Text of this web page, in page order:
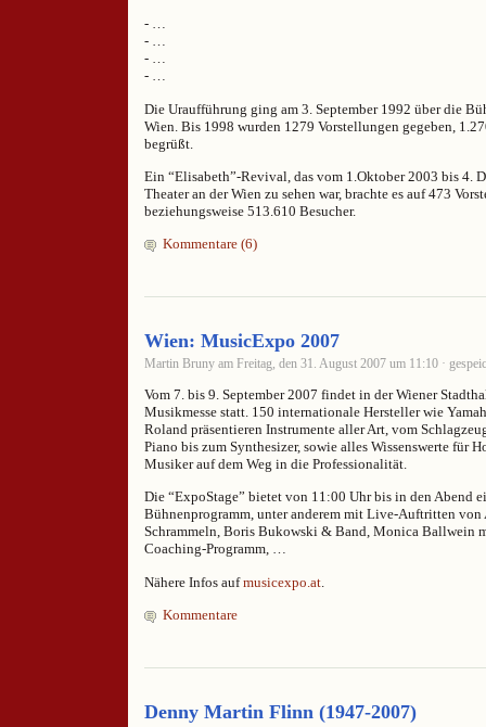
- …
- …
- …
- …
Die Uraufführung ging am 3. September 1992 über die
Wien. Bis 1998 wurden 1279 Vorstellungen gegeben,
begrüßt.
Ein “Elisabeth”-Revival, das vom 1.Oktober 2003 bis 4.
Theater an der Wien zu sehen war, brachte es auf 473
beziehungsweise 513.610 Besucher.
Kommentare (6)
Wien: MusicExpo 2007
Martin Bruny am Freitag, den 31. August 2007 um 11:10 ·
Vom 7. bis 9. September 2007 findet in der Wiener
Musikmesse statt. 150 internationale Hersteller wie
Roland präsentieren Instrumente aller Art, vom
Piano bis zum Synthesizer, sowie alles Wissenswerte für
Musiker auf dem Weg in die Professionalität.
Die “ExpoStage” bietet von 11:00 Uhr bis in den Abend
Bühnenprogramm, unter anderem mit Live-Auftritten von
Schrammeln, Boris Bukowski & Band, Monica Ballwein
Coaching-Programm, …
Nähere Infos aufmusicexpo.at
Kommentare
Denny Martin Flinn (1947-2007)